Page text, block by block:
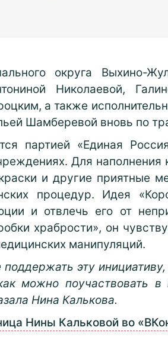
округа Выхино-
Николаевой,
а также
Шамберевой вновь по
партией «Единая
Для
и другие приятные
процедур. Идея
и отвлечь его от
храбрости», он
манипуляций.
поддержать эту
можно поучаствовать
Нина Калькова.
Нины Кальковой во